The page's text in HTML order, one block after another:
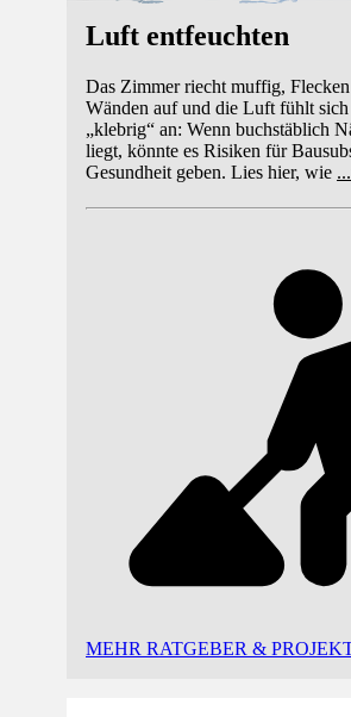
Luft entfeuchten
Das Zimmer riecht muffig, Flecken
Wänden auf und die Luft fühlt
„klebrig“ an: Wenn buchstäblich
liegt, könnte es Risiken für
Gesundheit geben. Lies hier, wie ...
MEHR RATGEBER &